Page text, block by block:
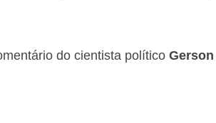
do cientista político